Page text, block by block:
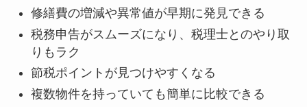
修繕費の増減や異常値が早期に発見できる
税務申告がスムーズになり、税理士とのやり取
りもラク
節税ポイントが見つけやすくなる
複数物件を持っていても簡単に比較できる